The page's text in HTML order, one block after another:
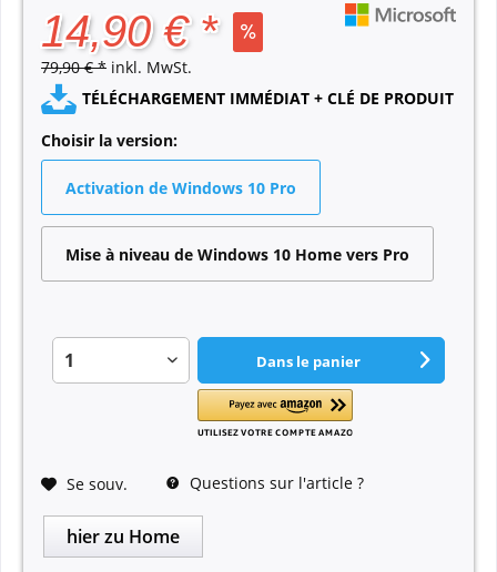
14,90 € *
79,90 € * inkl. MwSt.
TÉLÉCHARGEMENT IMMÉDIAT + CLÉ DE PRODUIT
Choisir la version:
Activation de Windows 10 Pro
Mise à niveau de Windows 10 Home vers Pro
Dans le panier
Se souv. Questions sur l'article ?
hier zu Home